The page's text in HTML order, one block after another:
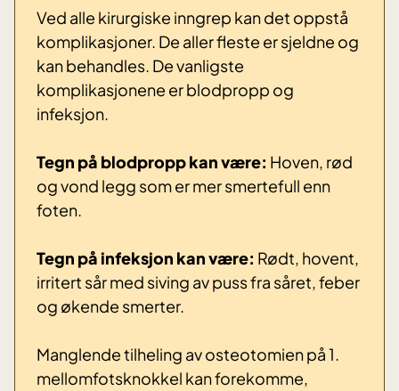
Ved alle kirurgiske inngrep kan det oppstå
komplikasjoner. De aller fleste er sjeldne og
kan behandles. De vanligste
komplikasjonene er blodpropp og
infeksjon.
Tegn på blodpropp kan være: Hoven, rød
og vond legg som er mer smertefull enn
foten.
Tegn på infeksjon kan være: Rødt, hovent,
irritert sår med siving av puss fra såret, feber
og økende smerter.
Manglende tilheling av osteotomien på 1.
mellomfotsknokkel kan forekomme,